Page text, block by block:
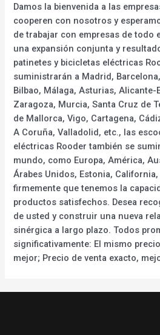
Damos la bienvenida a las
cooperen con nosotros y
de trabajar con empresas de todo
una expansión conjunta y
patinetes y bicicletas eléctricas
suministrarán a Madrid,
Bilbao, Málaga, Asturias, Alicante-
Zaragoza, Murcia, Santa Cruz de
de Mallorca, Vigo, Cartagena,
A Coruña, Valladolid, etc., las
eléctricas Rooder también se
mundo, como Europa, América,
Árabes Unidos, Estonia,
firmemente que tenemos la
productos satisfechos. Desea
de usted y construir una nueva
sinérgica a largo plazo. Todos
significativamente: El mismo
mejor; Precio de venta exacto,